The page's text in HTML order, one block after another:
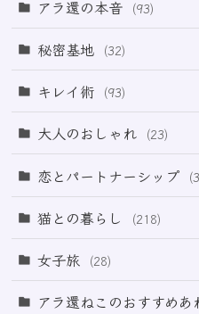
アラ還の本音 (93)
(69)
秘密基地 (32)
キレイ術 (93)
(31)
(50)
大人のおしゃれ (23)
(21)
(2)
恋とパートナーシップ
(32)
(3)
猫との暮らし (218)
(21)
女子旅 (28)
アラ還ねこのおすすめあ